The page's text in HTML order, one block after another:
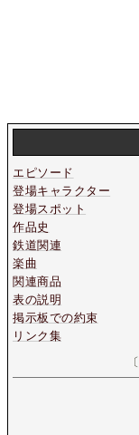
エピソード
登場キャラクター
登場スポット
作品史
鉄道関連
楽曲
関連商品
表の説明
掲示板での約束
リンク集
〔